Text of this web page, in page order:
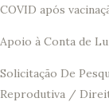
COVID após
Apoio à Conta de
Solicitação De
Reprodutiva /